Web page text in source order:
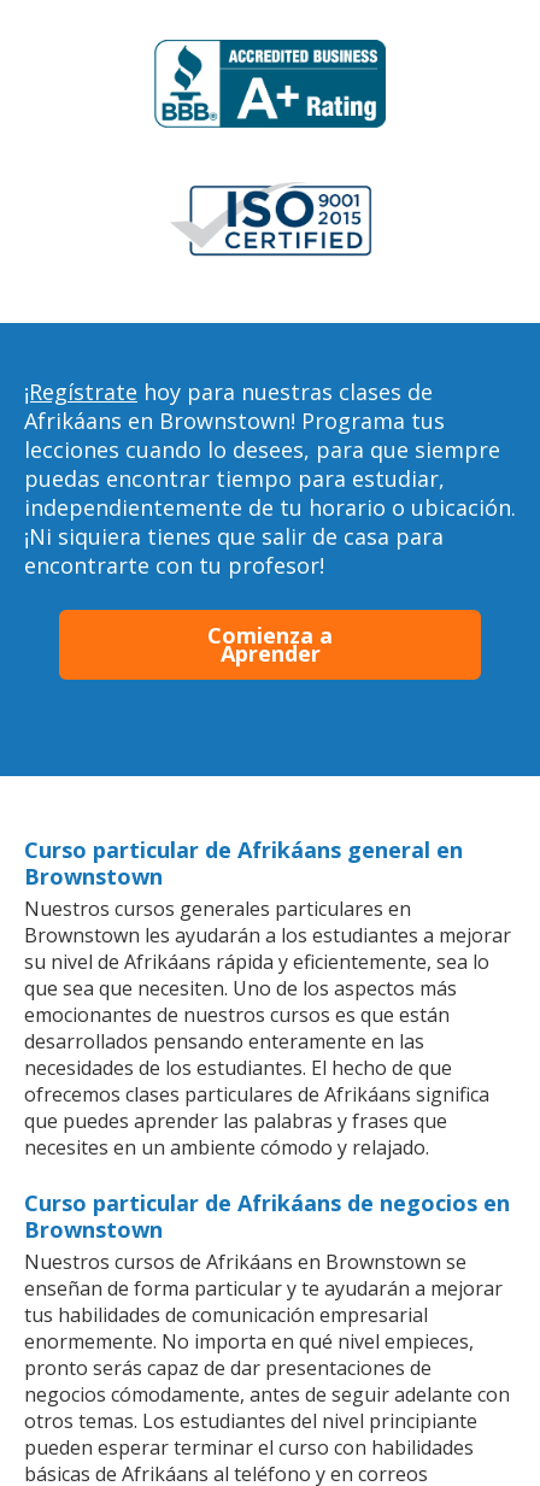
¡Regístrate hoy para nuestras clases de
Afrikáans en Brownstown! Programa tus
lecciones cuando lo desees, para que siempre
puedas encontrar tiempo para estudiar,
independientemente de tu horario o ubicación.
¡Ni siquiera tienes que salir de casa para
encontrarte con tu profesor!
Comienza a
Aprender
Curso particular de Afrikáans general en
Brownstown
Nuestros cursos generales particulares en
Brownstown les ayudarán a los estudiantes a mejorar
su nivel de Afrikáans rápida y eficientemente, sea lo
que sea que necesiten. Uno de los aspectos más
emocionantes de nuestros cursos es que están
desarrollados pensando enteramente en las
necesidades de los estudiantes. El hecho de que
ofrecemos clases particulares de Afrikáans significa
que puedes aprender las palabras y frases que
necesites en un ambiente cómodo y relajado.
Curso particular de Afrikáans de negocios en
Brownstown
Nuestros cursos de Afrikáans en Brownstown se
enseñan de forma particular y te ayudarán a mejorar
tus habilidades de comunicación empresarial
enormemente. No importa en qué nivel empieces,
pronto serás capaz de dar presentaciones de
negocios cómodamente, antes de seguir adelante con
otros temas. Los estudiantes del nivel principiante
pueden esperar terminar el curso con habilidades
básicas de Afrikáans al teléfono y en correos